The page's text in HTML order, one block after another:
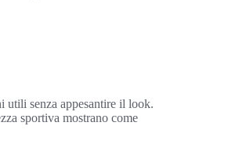
utili senza appesantire il look.
sportiva mostrano come